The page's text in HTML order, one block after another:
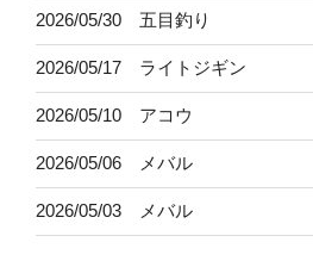
2026/05/30 五目釣り
2026/05/17 ライトジギン
2026/05/10 アコウ
2026/05/06 メバル
2026/05/03 メバル